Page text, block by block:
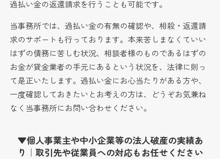
過払い金の返還請求を行うことも可能です。
当事務所では、過払い金の有無の確認や、相殺・返還請
求のサポートも行っております。本来苦しまなくていい
はずの債務に苦しむ状況、相談者様のものであるはずの
お金が貸金業者の手元にあるという状況を、法律に則っ
て是正いたします。過払い金にお心当たりがある方や、
一度確認しておきたいとお考えの方は、どうぞお気兼ね
なく当事務所にお問い合わせください。
▼個人事業主や中小企業等の法人破産の実績あ
り｜取引先や従業員への対応もお任せください